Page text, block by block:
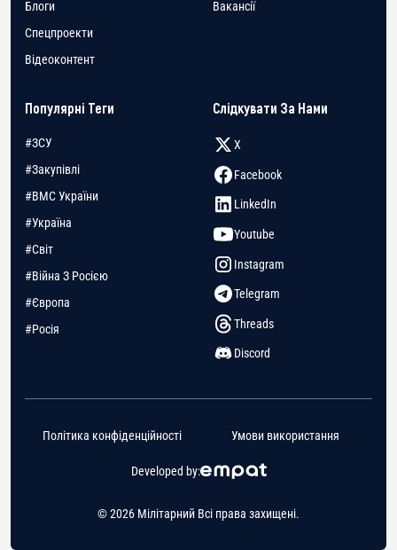
Блоги
Спецпроекти
Відеоконтент
Вакансії
Популярні Теги
#ЗСУ
#Закупівлі
#ВМС України
#Україна
#Світ
#Війна З Росією
#Європа
#Росія
Слідкувати За Нами
X
Facebook
LinkedIn
Youtube
Instagram
Telegram
Threads
Discord
© 2026 Мілітарний Всі права захищені.
Developed by:
Політика конфіденційності Умови використання